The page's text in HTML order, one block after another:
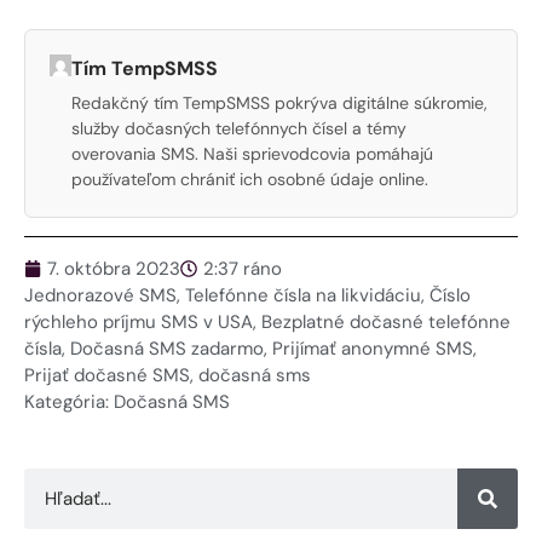
Tím TempSMSS
Redakčný tím TempSMSS pokrýva digitálne súkromie,
služby dočasných telefónnych čísel a témy
overovania SMS. Naši sprievodcovia pomáhajú
používateľom chrániť ich osobné údaje online.
7. októbra 2023
2:37 ráno
Jednorazové SMS, Telefónne čísla na likvidáciu, Číslo
rýchleho príjmu SMS v USA, Bezplatné dočasné telefónne
čísla, Dočasná SMS zadarmo, Prijímať anonymné SMS,
Prijať dočasné SMS, dočasná sms
Kategória: Dočasná SMS